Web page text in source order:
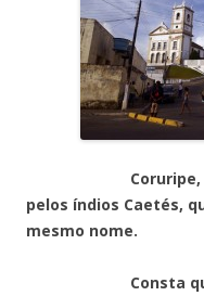
Coruripe,
pelos índios Caetés,
mesmo nome.
Consta que tais